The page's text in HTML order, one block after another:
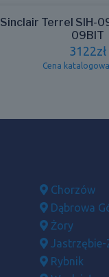
Sinclair Terrel SIH-
09BIT
3122zł
Cena
Chorzów
Dąbrowa
Żory
Rybnik